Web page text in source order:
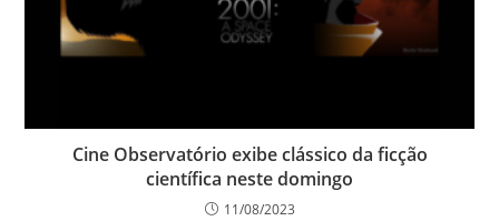
Cine Observatório exibe clássico da ficção
científica neste domingo
11/08/2023